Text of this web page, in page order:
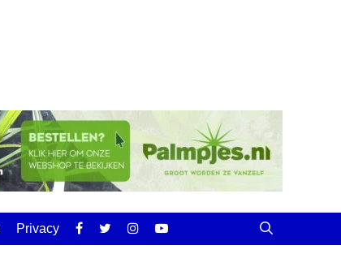
Privacy